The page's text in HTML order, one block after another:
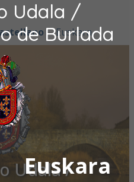
Udala /
de Burlada
Euskara
Euskara
Udala /